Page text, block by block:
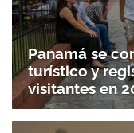
Panamá se
turístico y
visitantes en